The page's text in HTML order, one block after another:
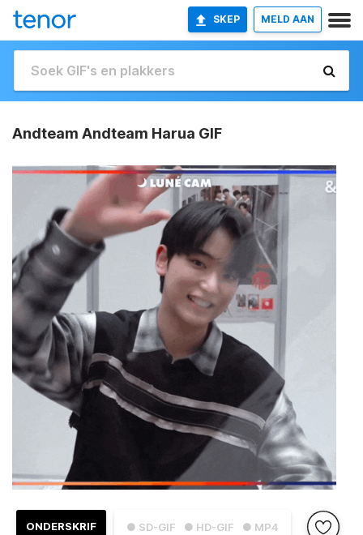
SKEP MELD AAN
Andteam Andteam Harua GIF
● SD-GIF ● HD-GIF ● MP4
ONDERSKRIF